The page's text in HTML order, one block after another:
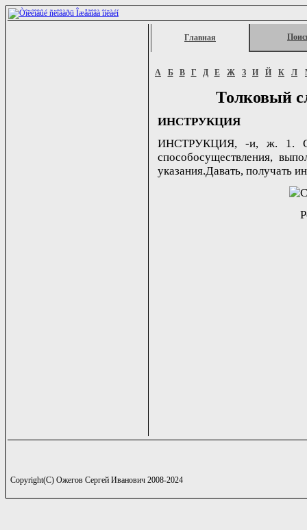
Главная
А Б В Г Д Е Ж З И Й К Л
Толковый
ИНСТРУКЦИЯ
ИНСТРУКЦИЯ, -и, ж. 1.
способосуществления,
указания.Давать, получать
Copyright(C) Ожегов Сергей Иванович 2008-2024